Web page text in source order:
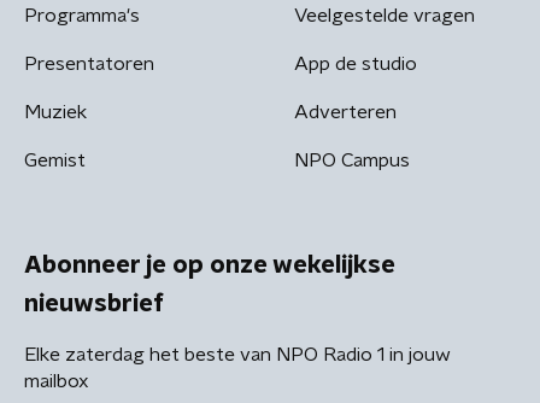
Programma's
Presentatoren
Muziek
Gemist
Veelgestelde vragen
App de studio
Adverteren
NPO Campus
Abonneer je op onze wekelijkse
nieuwsbrief
Elke zaterdag het beste van NPO Radio 1 in jouw
mailbox